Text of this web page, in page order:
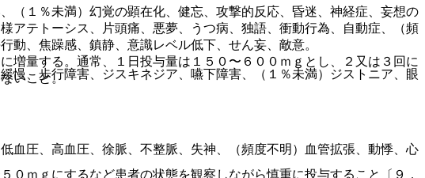
１％未満）幻覚の顕在化、健忘、攻撃的反応、昏迷、神経症、妄想の
アテトーシス、片頭痛、悪夢、うつ病、独語、衝動行為、自動症、（頻
、焦躁感、鎮静、意識レベル低下、せん妄、敵意。
、歩行障害、ジスキネジア、嚥下障害、（１％未満）ジストニア、眼
圧、高血圧、徐脈、不整脈、失神、（頻度不明）血管拡張、動悸、心
増量する。通常、１日投与量は１５０〜６００ｍｇとし、２又は３回に
いこと。
ｍｇにするなど患者の状態を観察しながら慎重に投与すること〔９．